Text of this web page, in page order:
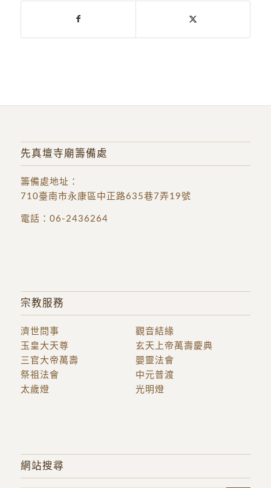
先真壇寺廟籌備處
籌備處地址 ：
710臺南市永康區中正路635巷7弄19號
電話： 06-2436264
宗教服務
濟世問事
觀音結緣
玉皇大天尊
三官大帝萬壽
玄天上帝萬壽慶典
嬰靈法會
祭祖法會
中元普渡
太歲燈
光明燈
網站搜尋